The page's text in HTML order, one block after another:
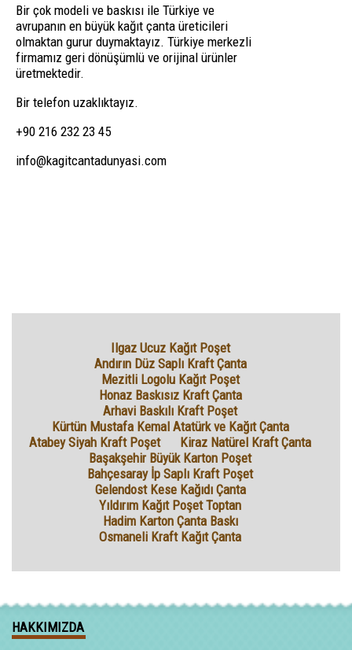
Bir çok modeli ve baskısı ile Türkiye ve
avrupanın en büyük kağıt çanta üreticileri
olmaktan gurur duymaktayız. Türkiye merkezli
firmamız geri dönüşümlü ve orijinal ürünler
üretmektedir.
Bir telefon uzaklıktayız.
+90 216 232 23 45
info@kagitcantadunyasi.com
Ilgaz Ucuz Kağıt Poşet
Andırın Düz Saplı Kraft Çanta
Mezitli Logolu Kağıt Poşet
Honaz Baskısız Kraft Çanta
Arhavi Baskılı Kraft Poşet
Kürtün Mustafa Kemal Atatürk ve Kağıt Çanta
Atabey Siyah Kraft Poşet
Kiraz Natürel Kraft Çanta
Başakşehir Büyük Karton Poşet
Bahçesaray İp Saplı Kraft Poşet
Gelendost Kese Kağıdı Çanta
Yıldırım Kağıt Poşet Toptan
Hadim Karton Çanta Baskı
Osmaneli Kraft Kağıt Çanta
HAKKIMIZDA